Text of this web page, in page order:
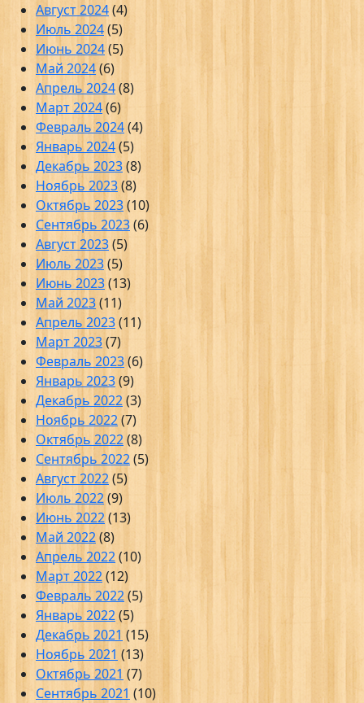
Август 2024(4)
Июль 2024(5)
Июнь 2024(5)
Май 2024(6)
Апрель 2024(8)
Март 2024(6)
Февраль 2024(4)
Январь 2024(5)
Декабрь 2023(8)
Ноябрь 2023(8)
Октябрь 2023(10)
Сентябрь 2023(6)
Август 2023(5)
Июль 2023(5)
Июнь 2023(13)
Май 2023(11)
Апрель 2023(11)
Март 2023(7)
Февраль 2023(6)
Январь 2023(9)
Декабрь 2022(3)
Ноябрь 2022(7)
Октябрь 2022(8)
Сентябрь 2022(5)
Август 2022(5)
Июль 2022(9)
Июнь 2022(13)
Май 2022(8)
Апрель 2022(10)
Март 2022(12)
Февраль 2022(5)
Январь 2022(5)
Декабрь 2021 (15)
Ноябрь 2021 (13)
Октябрь 2021 (7)
Сентябрь 2021 (10)